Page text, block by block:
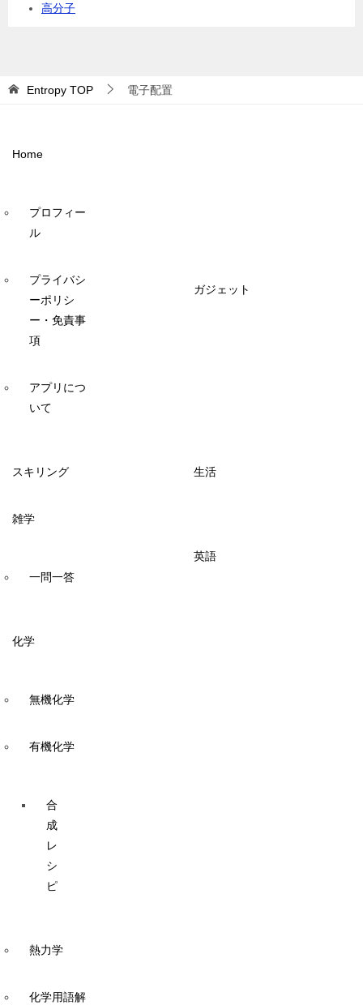
高分子
Entropy TOP 電子配置
Home
プロフィー
ル
プライバシ
ーポリシ
ー・免責事
項
アプリにつ
いて
ガジェット
スキリング 生活
雑学
一問一答
英語
化学
無機化学
有機化学
合
成
レ
シ
ピ
熱力学
化学用語解